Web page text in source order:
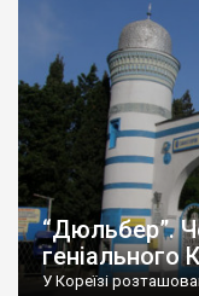
“Дюльбер”.
геніального
У Кореїзі